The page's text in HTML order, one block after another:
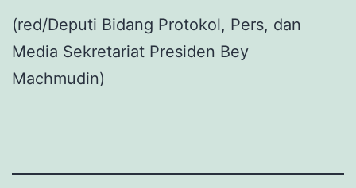
(red/Deputi Bidang Protokol, Pers, dan
Media Sekretariat Presiden Bey
Machmudin)